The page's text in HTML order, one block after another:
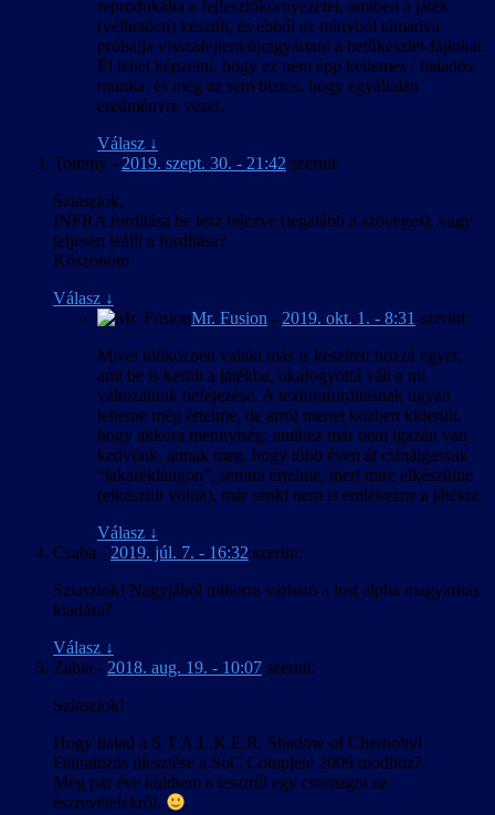
reprodukálta a fejlesztőkörnyezetet, amiben a játék
(vélhetően) készült, és ebből az irányból támadva
próbálja visszafejteni/újragyártani a betűkészlet-fájlokat.
El lehet képzelni, hogy ez nem épp kellemes / haladós
munka, és még az sem biztos, hogy egyáltalán
eredményre vezet.
Válasz ↓
Tommy - 2019. szept. 30. - 21:42 szerint:
Sziasztok,
INFRA fordítása be lesz fejezve (legalább a szöveges), vagy
teljesen leállt a fordítása?
Köszönöm
Válasz ↓
Mr. Fusion - 2019. okt. 1. - 8:31 szerint:
Mivel időközben valaki más is készített hozzá egyet,
ami be is került a játékba, okafogyottá vált a mi
változatunk befejezése. A textúrafordításnak ugyan
lehetne még értelme, de arról menet közben kiderült,
hogy akkora mennyiség, amihez már nem igazán van
kedvünk, annak meg, hogy több éven át csinálgassuk
“takaréklángon”, semmi értelme, mert mire elkészülne
(elkészült volna), már senki nem is emlékezne a játékra.
Válasz ↓
Csaba - 2019. júl. 7. - 16:32 szerint:
Sziasztok! Nagyjából mikorra várható a lost alpha magyarítás
kiadása?
Válasz ↓
Zabla - 2018. aug. 19. - 10:07 szerint:
Sziasztok!
Hogy halad a S.T.A.L.K.E.R. Shadow of Chernobyl
Feliratozás illesztése a SoC Complete 2009 modhoz?
Még pár éve küldtem a tesztről egy csomagot az
észrevételekről.